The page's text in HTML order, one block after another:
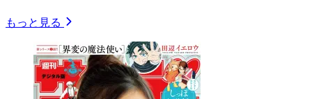
もっと見る